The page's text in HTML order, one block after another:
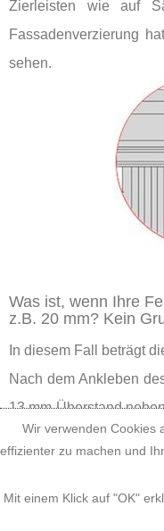
Zierleisten wie auf
Fassadenverzierung
sehen.
Was ist, wenn Ihre
z.B. 20 mm? Kein
In diesem Fall beträgt
Nach dem Ankleben
13 mm Überstand
nur ein wenig kleiner,
mit der Nase
Wir verwenden Cookies
effizienter zu machen und
Mit einem Klick auf "OK"